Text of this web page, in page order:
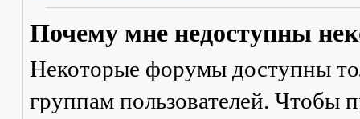
Почему мне недоступны
Некоторые форумы доступны
группам пользователей. Чтобы